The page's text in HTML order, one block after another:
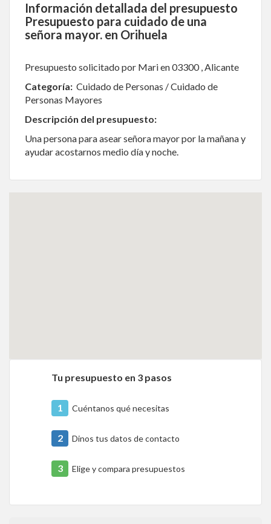
Información detallada del presupuesto
Presupuesto para cuidado de una
señora mayor. en Orihuela
Presupuesto solicitado por Mari en 03300 , Alicante
Categoría: Cuidado de Personas / Cuidado de
Personas Mayores
Descripción del presupuesto:
Una persona para asear señora mayor por la mañana y
ayudar acostarnos medio día y noche.
Tu presupuesto en 3 pasos
1 Cuéntanos qué necesitas
2 Dinos tus datos de contacto
3 Elige y compara presupuestos